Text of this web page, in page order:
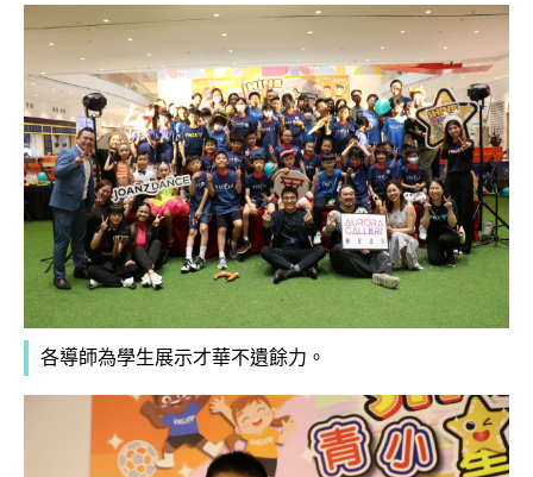
各導師為學生展示才華不遺餘力。